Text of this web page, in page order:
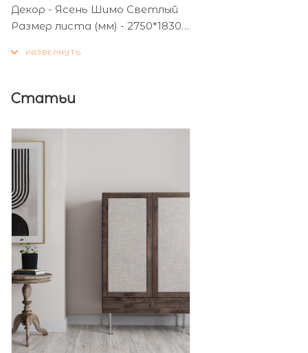
Декор - Ясень Шимо Светлый
Размер листа (мм) - 2750*1830
Статьи